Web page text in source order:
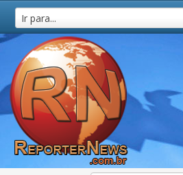
Ir para...